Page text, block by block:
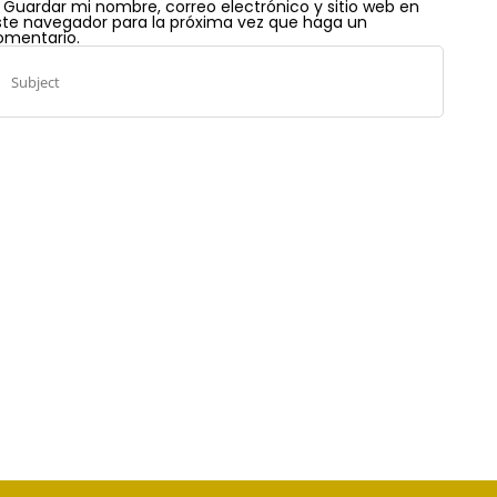
Guardar mi nombre, correo electrónico y sitio web en
navegador para la próxima vez que haga un